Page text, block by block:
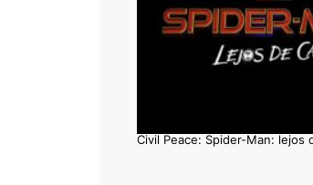
Civil Peace: Spider-Man: lejos